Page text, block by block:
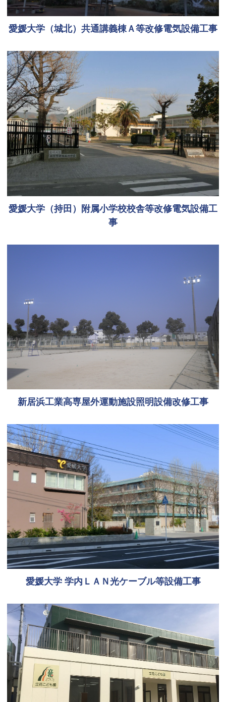
愛媛大学（城北）共通講義棟Ａ等改修電気設備工事
愛媛大学（持田）附属小学校校舎等改修電気設備工
事
新居浜工業高専屋外運動施設照明設備改修工事
愛媛大学 学内ＬＡＮ光ケーブル等設備工事